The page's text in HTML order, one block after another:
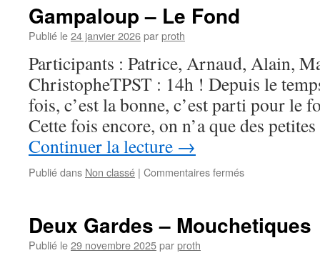
Gampaloup – Le Fond
Publié le24 janvier 2026parproth
Participants : Patrice, Arnaud, Alain,
ChristopheTPST : 14h ! Depuis le
fois, c’est la bonne, c’est parti pour le
Cette fois encore, on n’a que des
Continuer la lecture →
Publié dans Non classé | Commentaires ferméssur
Fond
Deux Gardes – Mouchetiques
Publié le29 novembre 2025parproth